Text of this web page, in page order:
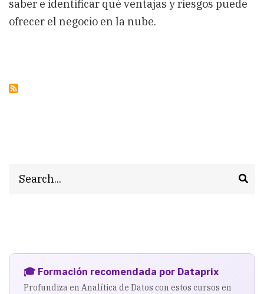
saber e identificar qué ventajas y riesgos puede
ofrecer el negocio en la nube.
🎓 Formación recomendada por Dataprix
Profundiza en Analítica de Datos con estos cursos en